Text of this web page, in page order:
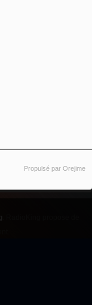
Propulsé par Orejime